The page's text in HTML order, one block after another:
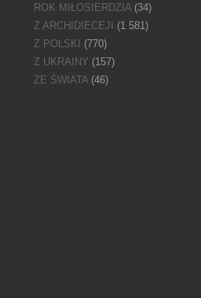
ROK MIŁOSIERDZIA(34)
Z ARCHIDIECEJI
(1 581)
Z POLSKI
(770)
Z UKRAINY (157)
ZE ŚWIATA(46)